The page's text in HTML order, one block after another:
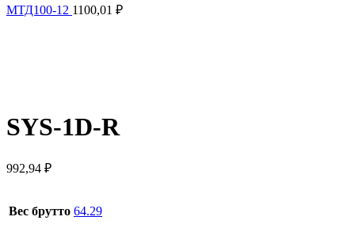
МТД100-12 1100,01 ₽
SYS-1D-R
992,94 ₽
Вес брутто 64.29